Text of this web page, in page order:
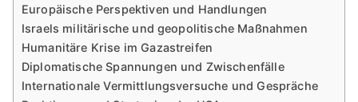
Europäische Perspektiven und Handlungen
Israels militärische und geopolitische Maßnahmen
Humanitäre Krise im Gazastreifen
Diplomatische Spannungen und Zwischenfälle
Internationale Vermittlungsversuche und Gespräche